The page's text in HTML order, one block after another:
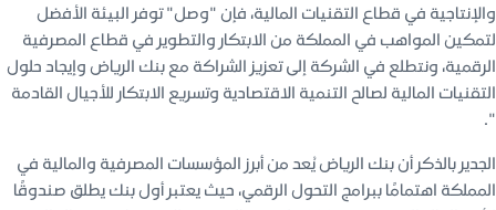
والإنتاجية في قطاع التقنيات المالية، فإن "وصل" توفر البيئة الأفضل
لتمكين المواهب في المملكة من الابتكار والتطوير في قطاع المصرفية
الرقمية، ونتطلع في الشركة إلى تعزيز الشراكة مع بنك الرياض وإيجاد حلول
التقنيات المالية لصالح التنمية الاقتصادية وتسريع الابتكار للأجيال القادمة
".
الجدير بالذكر أن بنك الرياض يُعد من أبرز المؤسسات المصرفية والمالية في
المملكة اهتمامًا ببرامج التحول الرقمي، حيث يعتبر أول بنك يطلق صندوقًا